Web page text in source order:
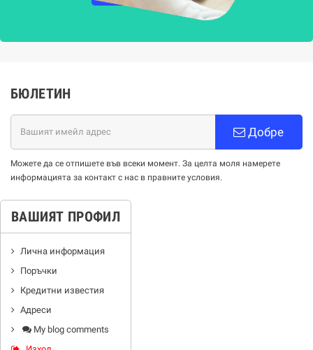
БЮЛЕТИН
Добре
Можете да се отпишете във всеки момент. За целта моля намерете
информацията за контакт с нас в правните условия.
ВАШИЯТ ПРОФИЛ
Лична информация
Поръчки
Кредитни известия
Адреси
My blog comments